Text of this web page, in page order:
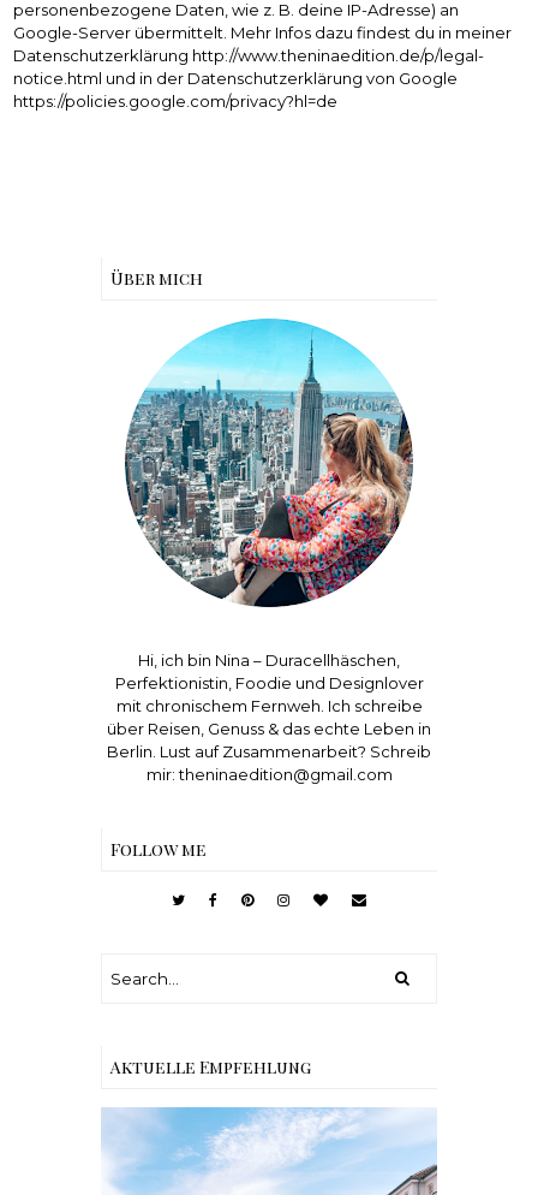
personenbezogene Daten, wie z. B. deine IP-Adresse) an
Google-Server übermittelt. Mehr Infos dazu findest du in meiner
Datenschutzerklärung http://www.theninaedition.de/p/legal-
notice.html und in der Datenschutzerklärung von Google
https://policies.google.com/privacy?hl=de
Über mich
Hi, ich bin Nina – Duracellhäschen,
Perfektionistin, Foodie und Designlover
mit chronischem Fernweh. Ich schreibe
über Reisen, Genuss & das echte Leben in
Berlin. Lust auf Zusammenarbeit? Schreib
mir: theninaedition@gmail.com
Follow me
Aktuelle Empfehlung